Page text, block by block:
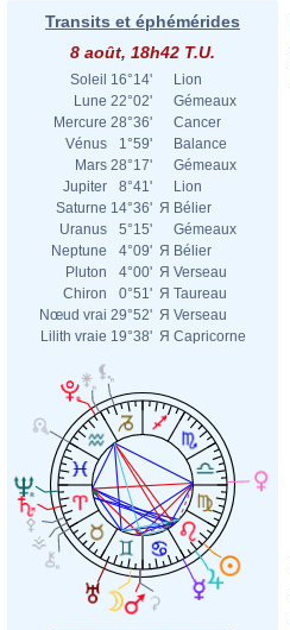
Transits et éphémérides
8 août, 18h42 T.U.
Soleil 16°14'
Lion
Lune 22°02'
Gémeaux
Mercure 28°36'
Cancer
Vénus
1°59'
Balance
Mars 28°17'
Gémeaux
Jupiter
8°41'
Lion
Saturne 14°36' Я Bélier
Uranus
5°15'
Gémeaux
Neptune
4°09' Я Bélier
Pluton
4°00' Я Verseau
Chiron
0°51' Я Taureau
Nœud vrai 29°52' Я Verseau
Lilith vraie 19°38' Я Capricorne